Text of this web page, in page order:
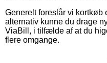
Generelt foreslår vi kortkøb
alternativ kunne du drage
ViaBill, i tilfælde af at du
flere omgange.